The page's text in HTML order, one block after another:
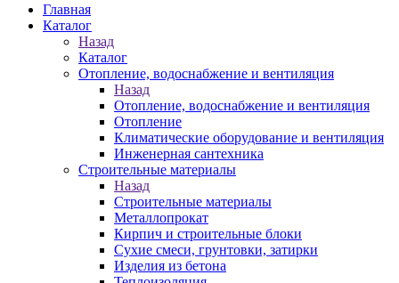
Главная
Каталог
Назад
Каталог
Отопление, водоснабжение и вентиляция
Назад
Отопление, водоснабжение и вентиляция
Отопление
Климатические оборудование и вентиляция
Инженерная сантехника
Строительные материалы
Назад
Строительные материалы
Металлопрокат
Кирпич и строительные блоки
Сухие смеси, грунтовки, затирки
Изделия из бетона